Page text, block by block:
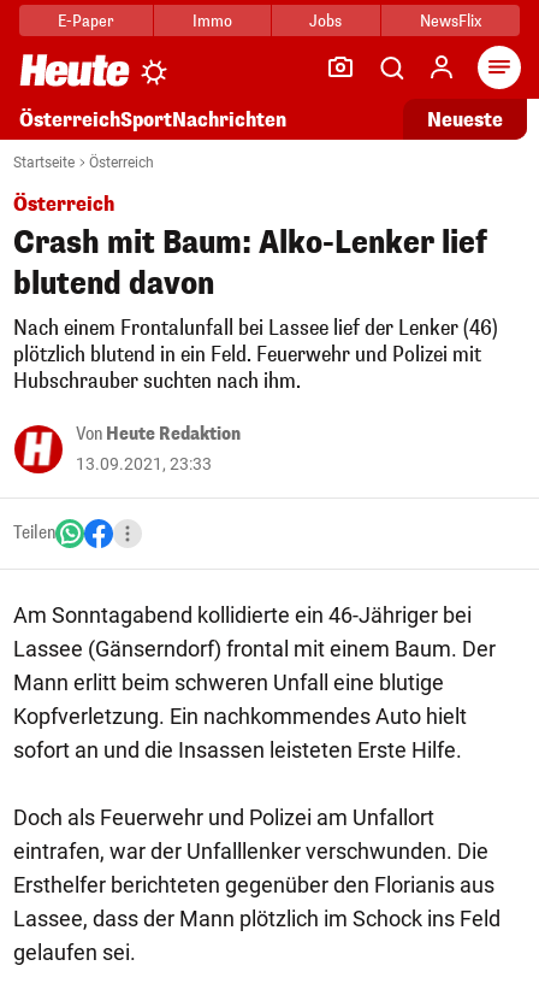
E-Paper Immo Jobs NewsFlix
ÖsterreichSportNachrichten Neueste
Startseite Österreich
Österreich
Crash mit Baum: Alko-Lenker lief
blutend davon
Nach einem Frontalunfall bei Lassee lief der Lenker (46)
plötzlich blutend in ein Feld. Feuerwehr und Polizei mit
Hubschrauber suchten nach ihm.
Von Heute Redaktion
13.09.2021, 23:33
Teilen
Am Sonntagabend kollidierte ein 46-Jähriger bei
Lassee (Gänserndorf) frontal mit einem Baum. Der
Mann erlitt beim schweren Unfall eine blutige
Kopfverletzung. Ein nachkommendes Auto hielt
sofort an und die Insassen leisteten Erste Hilfe.
Doch als Feuerwehr und Polizei am Unfallort
eintrafen, war der Unfalllenker verschwunden. Die
Ersthelfer berichteten gegenüber den Florianis aus
Lassee, dass der Mann plötzlich im Schock ins Feld
gelaufen sei.